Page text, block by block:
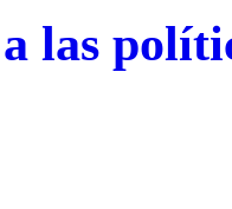
las